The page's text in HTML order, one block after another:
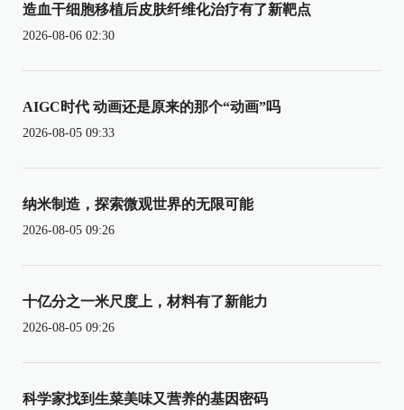
造血干细胞移植后皮肤纤维化治疗有了新靶点
2026-08-06 02:30
AIGC时代 动画还是原来的那个“动画”吗
2026-08-05 09:33
纳米制造，探索微观世界的无限可能
2026-08-05 09:26
十亿分之一米尺度上，材料有了新能力
2026-08-05 09:26
科学家找到生菜美味又营养的基因密码